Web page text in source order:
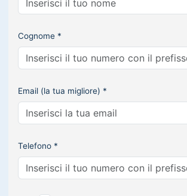
Cognome *
Email (la tua migliore) *
Telefono *